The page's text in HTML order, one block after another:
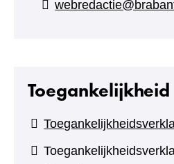
Toegankelijkheid